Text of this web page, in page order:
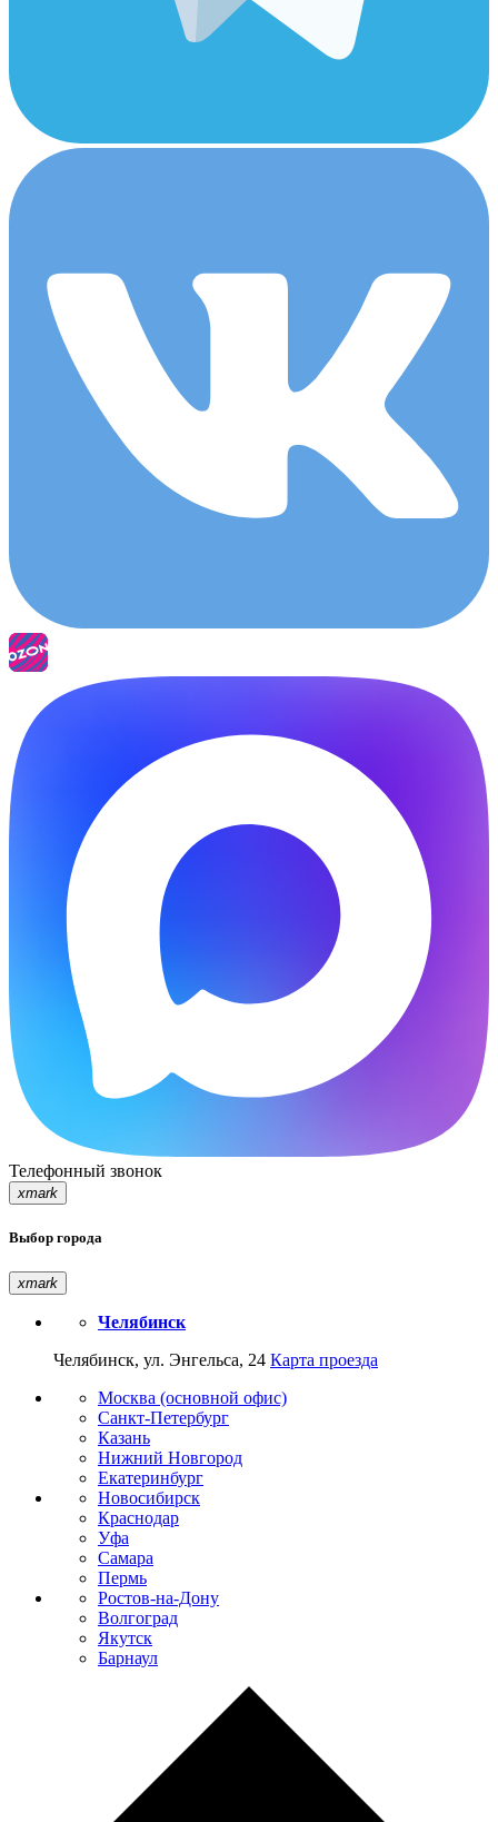
Телефонный звонок
xmark
Выбор города
xmark
Челябинск
Челябинск, ул. Энгельса, 24 Карта проезда
Москва (основной офис)
Санкт-Петербург
Казань
Нижний Новгород
Екатеринбург
Новосибирск
Краснодар
Уфа
Самара
Пермь
Ростов-на-Дону
Волгоград
Якутск
Барнаул